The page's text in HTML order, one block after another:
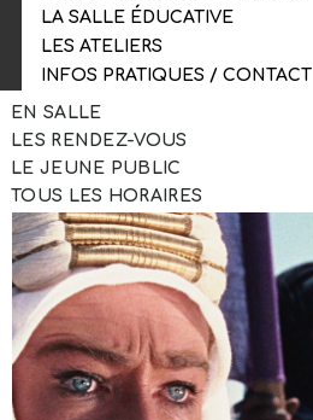
LA SALLE ÉDUCATIVE
LES ATELIERS
INFOS PRATIQUES / CONTACT
EN SALLE
LES RENDEZ-VOUS
LE JEUNE PUBLIC
TOUS LES HORAIRES